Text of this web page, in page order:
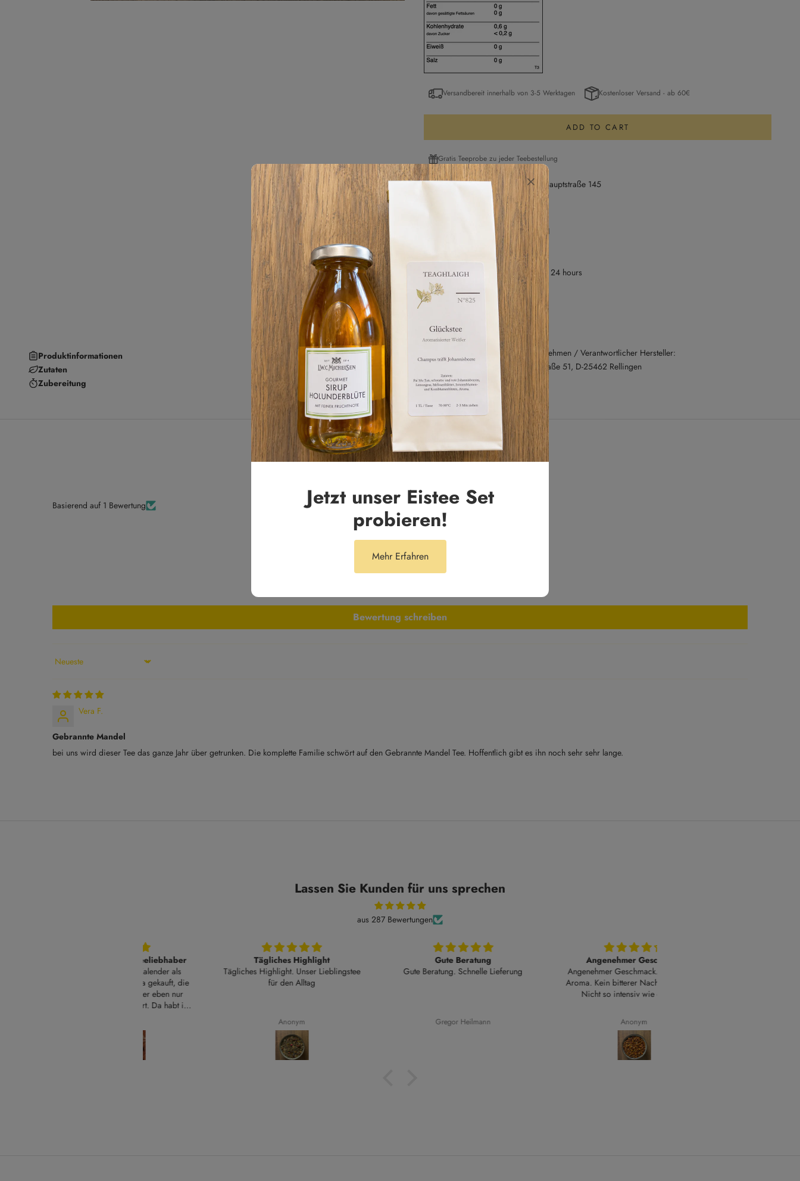
Jetzt unser Eistee Set
probieren!
Mehr Erfahren
Versandbereit innerhalb von 3-5 Werktagen Kostenloser Versand - ab 60€
ADD TO CART
Gratis Teeprobe zu jeder Teebestellung
Pickup available at Blankeneser Hauptstraße 145
Usually ready in 24 hours
View store information
Roasted Almond // No. 161
Blankeneser Hauptstraße 145
Pickup available, Usually ready in 24 hours
Blankeneser Hauptstraße 145
22587 Hamburg
04086646505
Verantwortliches Lebensmittelunternehmen / Verantwortlicher Hersteller:
Theodor Maass GmbH, Siemensstraße 51, D-25462 Rellingen
Produktinformationen
Zutaten
Zubereitung
5.00 von 5
Basierend auf 1 Bewertung
Bewertung schreiben
Sort by
Vera F.
Gebrannte Mandel
bei uns wird dieser Tee das ganze Jahr über getrunken. Die komplette Familie schwört auf den Gebrannte Mandel Tee. Hoffentlich gibt es ihn noch sehr sehr lange.
Lassen Sie Kunden für uns sprechen
aus 287 Bewertungen
Tägliches Highlight
Tägliches Highlight. Unser Lieblingstee
Gute Beratung. Schnelle Lieferung
Angenehmer Geschmack
Angenehmer Geschmack. Natürliches
Aroma. Kein bitterer Nachgeschmack.
Nicht so intensiv wie erwartet.